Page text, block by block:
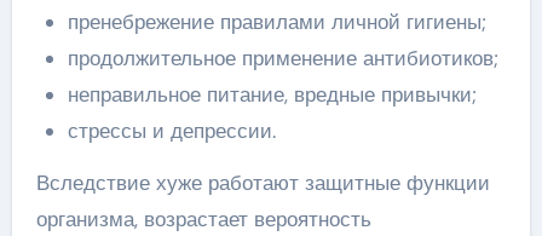
пренебрежение правилами личной гигиены;
продолжительное применение антибиотиков;
неправильное питание, вредные привычки;
стрессы и депрессии.
Вследствие хуже работают защитные функции
организма, возрастает вероятность